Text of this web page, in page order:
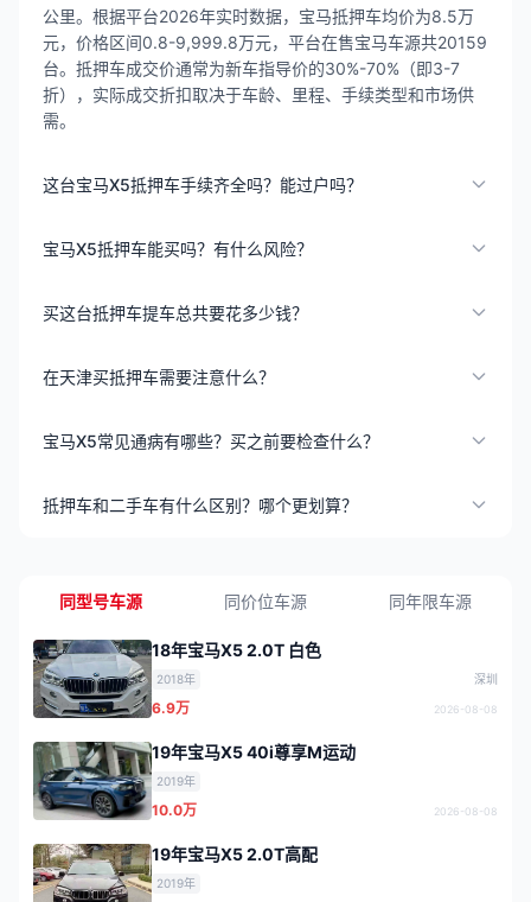
公里。根据平台2026年实时数据，宝马抵押车均价为8.5万
元，价格区间0.8-9,999.8万元，平台在售宝马车源共20159
台。抵押车成交价通常为新车指导价的30%-70%（即3-7
折），实际成交折扣取决于车龄、里程、手续类型和市场供
需。
这台宝马X5抵押车手续齐全吗？能过户吗？
宝马X5抵押车能买吗？有什么风险？
买这台抵押车提车总共要花多少钱？
在天津买抵押车需要注意什么？
宝马X5常见通病有哪些？买之前要检查什么？
抵押车和二手车有什么区别？哪个更划算？
同型号车源 同价位车源 同年限车源
18年宝马X5 2.0T 白色
2018年 深圳
6.9万 2026-08-08
19年宝马X5 40i尊享M运动
2019年
10.0万 2026-08-08
19年宝马X5 2.0T高配
2019年